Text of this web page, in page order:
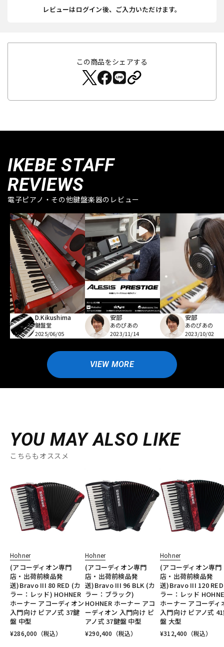
レビューはログイン後、ご入力いただけます。
この商品をシェアする
IKEBE STAFF
REVIEWS
電子ピアノ・その他鍵盤楽器のレビュー
D.Kikushima
鍵盤堂
2025/06/05
安部
あのぴあの
2023/11/14
安部
あのぴあの
2023/10/02
VIEW MORE
YOU MAY ALSO LIKE
こちらもオススメ
Hohner
(アコーディオン専門
店・出荷前検品発
送)Bravo III 80 RED (カ
ラー：レッド) HOHNER
ホーナー アコーディオン
入門向け ピアノ式 37鍵
盤 中型
¥286,000 （税込）
Hohner
(アコーディオン専門
店・出荷前検品発
送)Bravo III 96 BLK (カ
ラー：ブラック)
HOHNER ホーナー アコ
ーディオン 入門向け ピ
アノ式 37鍵盤 中型
¥290,400 （税込）
Hohner
(アコーディオン専門
店・出荷前検品発
送)Bravo III 120
ラー：レッド
ホーナー アコーディ
入門向け ピアノ式
盤 大型
¥312,400 （税込）